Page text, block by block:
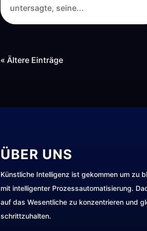
untersagte, seine...
« Ältere Einträge
ÜBER UNS
Künstliche Intelligenz ist gekommen um zu
mit intelligenter Prozessautomatisierung.
auf das Wesentliche zu konzentrieren und
schrittzuhalten.